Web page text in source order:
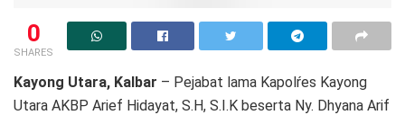
0
SHARES
Kayong Utara, Kalbar – Pejabat lama Kapolŕes Kayong
Utara AKBP Arief Hidayat, S.H, S.I.K beserta Ny. Dhyana Arif